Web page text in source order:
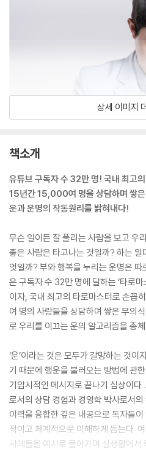
상세 이미지
책소개
유튜브 구독자 수 32만 명! 국내 최고
15년간 15,000여 명을 상담하며 쌓은
운과 운명의 작동원리를 밝혀내다!
무슨 일이든 잘 풀리는 사람을 보고 우
좋은 사람은 타고나는 것일까? 하는
엇일까? 부와 행복을 누리는 운명은 따
은 구독자 수 32만 명에 달하는 ‘타로
이자, 국내 최고의 타로마스터로 손꼽
여 명의 사람들을 상담하며 쌓은 무의
로 우리를 이끄는 운의 알고리즘을 총
‘운’이라는 것은 모두가 갈망하는 것이
기 때문에 행운을 불러오는 방법에 관
기암시적인 메시지로 끝나기 십상이다
로서의 상담 경험과 경영학 박사로서
이력을 융합한 깊은 내공으로 독자들이
적이고 체계적으로 이해하게 돕는다.
사례들을 예시로 들어가며 실생활에서